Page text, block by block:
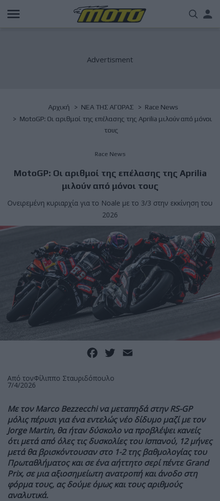
Παράκαμψη
προς
Breadcrumb
Αρχική NΕΑ ΤΗΣ ΑΓΟΡΑΣ
Race News
MotoGP: Οι αριθμοί της επέλασης της Aprilia μιλούν από μόνοι
τους
Race News
MotoGP: Οι αριθμοί της επέλασης της Aprilia
μιλούν από μόνοι τους
Ονειρεμένη κυριαρχία για το Noale με το 3/3 στην εκκίνηση του
2026
Facebook
Twitter
Από τονΦίλιππο Σταυριδόπουλο
7/4/2026
Με τον Marco Bezzecchi να μεταπηδά στην RS-GP
μόλις πέρυσι για ένα εντελώς νέο δίδυμο μαζί με τον
Jorge Martin, θα ήταν δύσκολο να προβλέψει κανείς
ότι μετά από όλες τις δυσκολίες του Ισπανού, 12 μήνες
μετά θα βρισκόντουσαν στο 1-2 της βαθμολογίας του
Πρωταθλήματος και σε ένα αήττητο σερί πέντε Grand
Prix, σε μια αξιοσημείωτη ανατροπή και άνοδο στη
φόρμα τους, ας δούμε όμως και τους αριθμούς
αναλυτικά.